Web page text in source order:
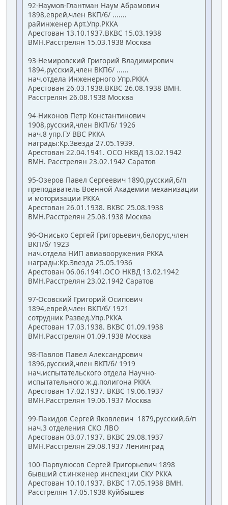
92-Наумов-Глантман Наум Абрамович
1898,еврей,член ВКП/б/ .......
райинженер Арт.Упр.РККА
Арестован 13.10.1937.ВКВС 15.03.1938
ВМН.Расстрелян 15.03.1938 Москва
93-Немировский Григорий Владимирович
1894,русский,член ВКПб/ ......
нач.отдела Инженерного Упр.РККА
Арестован 26.03.1938.ВКВС 26.08.1938 ВМН.
Расстрелян 26.08.1938 Москва
94-Никонов Петр Константинович
1908,русский,член ВКП/б/ 1926
нач.8 упр.ГУ ВВС РККА
награды:Кр.Звезда 27.05.1939.
Арестован 22.04.1941. ОСО НКВД 13.02.1942
ВМН. Расстрелян 23.02.1942 Саратов
95-Озеров Павел Сергеевич 1890,русский,б/п
преподаватель Военной Академии механизации
и моторизации РККА
Арестован 26.01.1938. ВКВС 25.08.1938
ВМН.Расстрелян 25.08.1938 Москва
96-Онисько Сергей Григорьевич,белорус,член
ВКП/б/ 1923
нач.отдела НИП авиавооружения РККА
награды:Кр.Звезда 25.05.1936
Арестован 06.06.1941.ОСО НКВД 13.02.1942
ВМН.Расстрелян 23.02.1942 Саратов
97-Осовский Григорий Осипович
1894,еврей,член ВКП/б/ 1921
сотрудник Развед.Упр.РККА
Арестован 17.03.1938. ВКВС 01.09.1938
ВМН.Расстрелян 01.09.1938 Москва
98-Павлов Павел Александрович
1896,русский,член ВКП/б/ 1919
нач.испытательского отдела Научно-
испытательного ж.д.полигона РККА
Арестован 17.02.1937. ВКВС 19.06.1937
ВМН.Расстрелян 19.06.1937 Москва
99-Пакидов Сергей Яковлевич 1879,русский,б/п
нач.3 отделения СКО ЛВО
Арестован 03.07.1937. ВКВС 29.08.1937
ВМН.Расстрелян 29.08.1937 Ленинград
100-Парвулюсов Сергей Григорьевич 1898
бывший ст.инженер инспекции СКУ РККА
Арестован 10.10.1937. ВКВС 17.05.1938 ВМН.
Расстрелян 17.05.1938 Куйбышев